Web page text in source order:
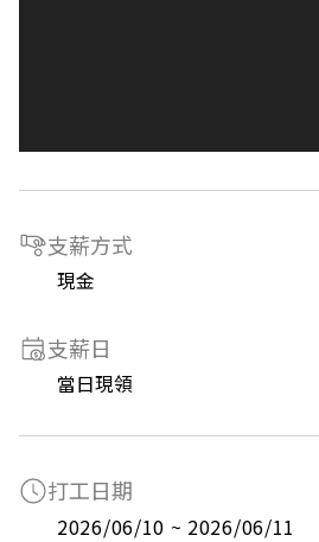
支薪方式
現金
支薪日
當日現領
打工日期
2026/06/10 ~ 2026/06/11